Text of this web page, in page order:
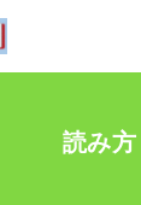
読み方